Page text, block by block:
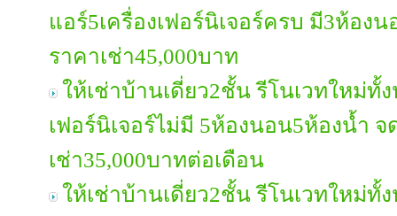
แอร์5เครื่องเฟอร์นิเจอร์ครบ มี3ห้อง
ราคาเช่า45,000บาท
ให้เช่าบ้านเดี่ยว2ชั้น รีโนเวทใหม่ทั้
เฟอร์นิเจอร์ไม่มี 5ห้องนอน5ห้องน้ำ
เช่า35,000บาทต่อเดือน
ให้เช่าบ้านเดี่ยว2ชั้น รีโนเวทใหม่ทั้